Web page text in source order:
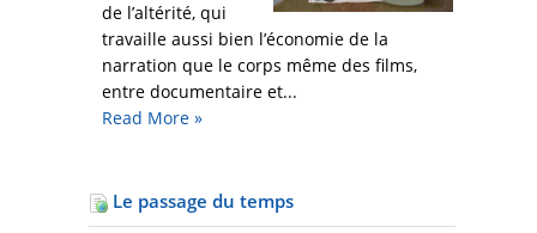
de l’altérité, qui
travaille aussi bien l’économie de la
narration que le corps même des films,
entre documentaire et...
Read More »
Le passage du temps